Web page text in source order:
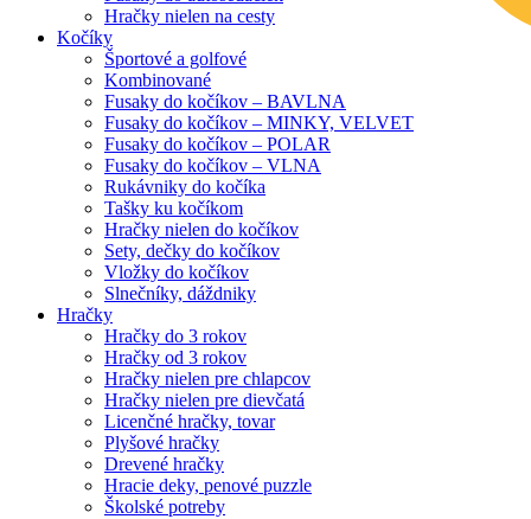
Hračky nielen na cesty
Kočíky
Športové a golfové
Kombinované
Fusaky do kočíkov – BAVLNA
Fusaky do kočíkov – MINKY, VELVET
Fusaky do kočíkov – POLAR
Fusaky do kočíkov – VLNA
Rukávniky do kočíka
Tašky ku kočíkom
Hračky nielen do kočíkov
Sety, dečky do kočíkov
Vložky do kočíkov
Slnečníky, dáždniky
Hračky
Hračky do 3 rokov
Hračky od 3 rokov
Hračky nielen pre chlapcov
Hračky nielen pre dievčatá
Licenčné hračky, tovar
Plyšové hračky
Drevené hračky
Hracie deky, penové puzzle
Školské potreby